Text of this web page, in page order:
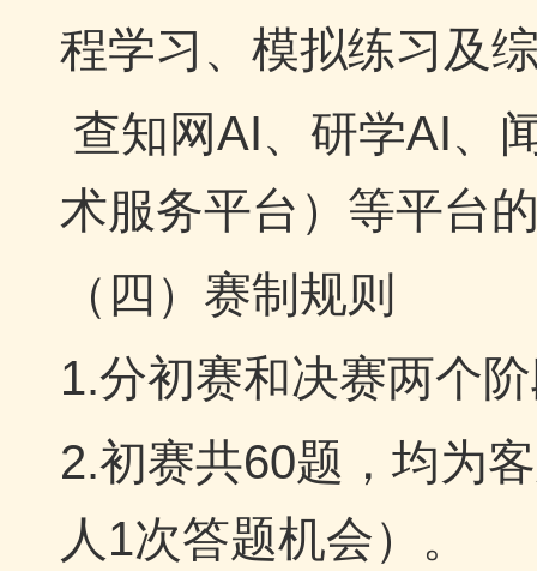
程学习、模拟练习及
查知网AI、研学AI、
术服务平台）等平台
（四）赛制规则
1.分初赛和决赛两个
2.初赛共60题，均为
人1次答题机会）。